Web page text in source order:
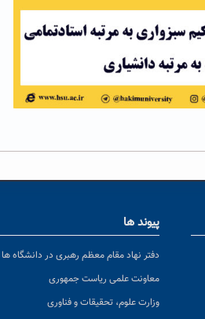
پیوند ها
دفتر نهاد مقام معظم رهبری در دانشگاه ها
معاونت علمی ریاست جمهوری
وزارت علوم، تحقیقات و فناوری